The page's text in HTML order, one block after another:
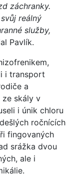
záchranky.
reálný
služby,
Pavlík.
i transport
a
ze skály v
i únik chloru
ročnících
fingovaných
srážka dvou
ale i